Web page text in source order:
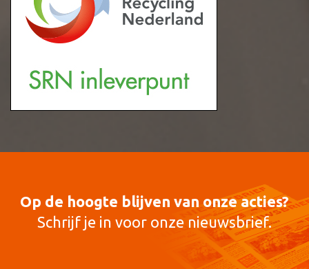
Op de hoogte blijven van onze acties?
Schrijf je in voor onze nieuwsbrief.